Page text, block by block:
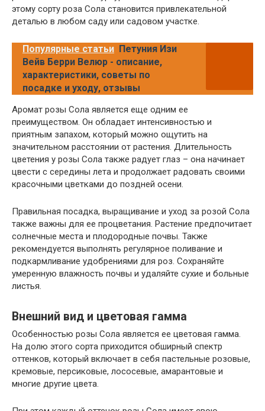
этому сорту роза Сола становится привлекательной
деталью в любом саду или садовом участке.
Популярные статьи Петуния Изи
Вейв Берри Велюр - описание,
характеристики, советы по
посадке и уходу, отзывы
Аромат розы Сола является еще одним ее
преимуществом. Он обладает интенсивностью и
приятным запахом, который можно ощутить на
значительном расстоянии от растения. Длительность
цветения у розы Сола также радует глаз – она начинает
цвести с середины лета и продолжает радовать своими
красочными цветками до поздней осени.
Правильная посадка, выращивание и уход за розой Сола
также важны для ее процветания. Растение предпочитает
солнечные места и плодородные почвы. Также
рекомендуется выполнять регулярное поливание и
подкармливание удобрениями для роз. Сохраняйте
умеренную влажность почвы и удаляйте сухие и больные
листья.
Внешний вид и цветовая гамма
Особенностью розы Сола является ее цветовая гамма.
На долю этого сорта приходится обширный спектр
оттенков, который включает в себя пастельные розовые,
кремовые, персиковые, лососевые, амарантовые и
многие другие цвета.